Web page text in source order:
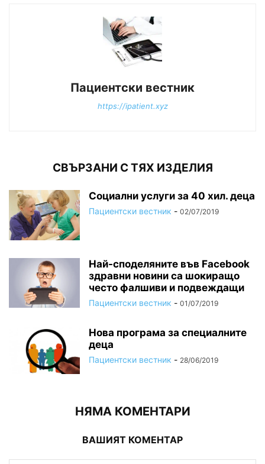
Пациентски вестник
https://ipatient.xyz
СВЪРЗАНИ С ТЯХ ИЗДЕЛИЯ
Социални услуги за 40 хил. деца
Пациентски вестник - 02/07/2019
Най-споделяните във Facebook
здравни новини са шокиращо
често фалшиви и подвеждащи
Пациентски вестник - 01/07/2019
Нова програма за специалните
деца
Пациентски вестник - 28/06/2019
НЯМА КОМЕНТАРИ
ВАШИЯТ КОМЕНТАР